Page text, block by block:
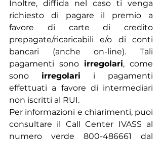
Inoltre, diffida nel caso ti venga
richiesto di pagare il premio a
favore di carte di credito
prepagate/ricaricabili e/o di conti
bancari (anche on-line). Tali
pagamenti sono irregolari, come
sono irregolari i pagamenti
effettuati a favore di intermediari
non iscritti al RUI.
Per informazioni e chiarimenti, puoi
consultare il Call Center IVASS al
numero verde 800-486661 dal